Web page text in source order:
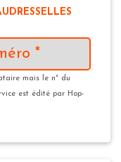
*
mais le n° du
est édité par Hop-